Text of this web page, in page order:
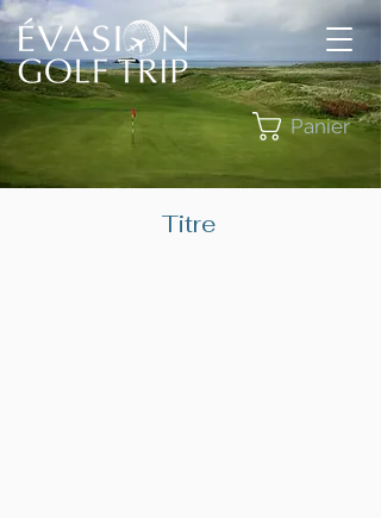
Panier
Titre